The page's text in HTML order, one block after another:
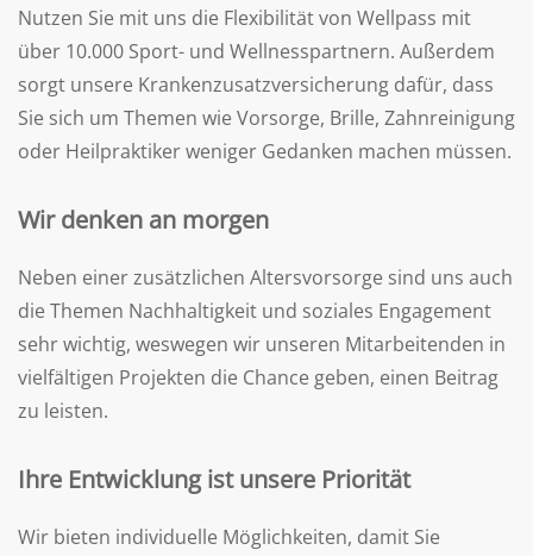
Nutzen Sie mit uns die Flexibilität von Wellpass mit
über 10.000 Sport- und Wellnesspartnern. Außerdem
sorgt unsere Krankenzusatzversicherung dafür, dass
Sie sich um Themen wie Vorsorge, Brille, Zahnreinigung
oder Heilpraktiker weniger Gedanken machen müssen.
Wir denken an morgen
Neben einer zusätzlichen Altersvorsorge sind uns auch
die Themen Nachhaltigkeit und soziales Engagement
sehr wichtig, weswegen wir unseren Mitarbeitenden in
vielfältigen Projekten die Chance geben, einen Beitrag
zu leisten.
Ihre Entwicklung ist unsere Priorität
Wir bieten individuelle Möglichkeiten, damit Sie